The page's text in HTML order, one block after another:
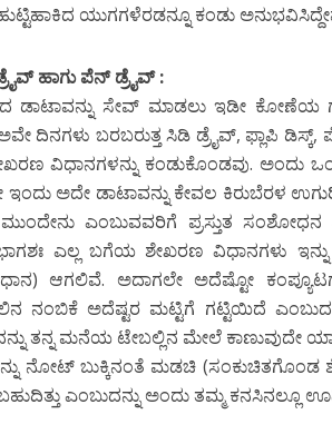
ಯುಗಗಳೆರಡನ್ನೂ ಕಂಡು
ಹಾಗು ಪೆನ್ ಡ್ರೈವ್ :
ಡಾಟಾವನ್ನು ಸೇವ್ ಮಾಡಲು ಇಡೀ ಕೋಣೆಯ
ದಿನಗಳು ಬರಬರುತ್ತ ಸಿಡಿ ಡ್ರೈವ್, ಫ್ಲಾಪಿ ಡಿಸ್ಕ್,
ಶೇಖರಣ ವಿಧಾನಗಳನ್ನು ಕಂಡುಕೊಂಡವು. ಅಂದು
ಅದೇ ಡಾಟಾವನ್ನು ಕೇವಲ ಕಿರುಬೆರಳ
ಎಂಬುವವರಿಗೆ ಪ್ರಸ್ತುತ
ಎಲ್ಲ ಬಗೆಯ ಶೇಖರಣ ವಿಧಾನಗಳು
ಆಗಲಿವೆ. ಅದಾಗಲೇ ಅದೆಷ್ಟೋ
ನಂಬಿಕೆ ಅದೆಷ್ಟರ ಮಟ್ಟಿಗೆ ಗಟ್ಟಿಯಿದೆ
ತನ್ನ ಮನೆಯ ಟೇಬಲ್ಲಿನ ಮೇಲೆ ಕಾಣುವುದೇ
ನೋಟ್ ಬುಕ್ಕಿನಂತೆ ಮಡಚಿ (ಸಂಕುಚಿತಗೊಂಡ
ಎಂಬುದನ್ನು ಅಂದುತಮ್ಮ ಕನಸಿನಲ್ಲೂ